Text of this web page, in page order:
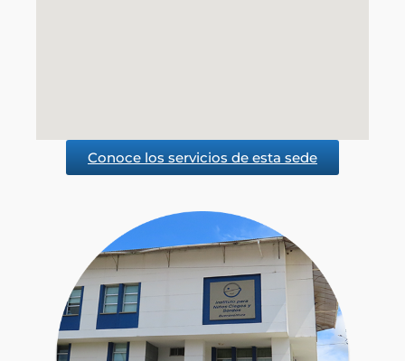
Conoce los servicios de esta sede